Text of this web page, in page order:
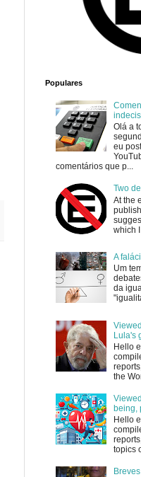
Populares
Olá a
eu
comentários que p...
Two
At the
which
A
Um
da
Lula's
Hello
the
being,
Hello
topics